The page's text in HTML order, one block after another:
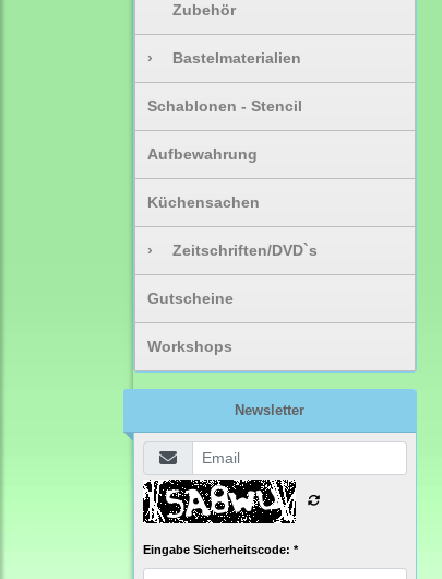
Zubehör
› Bastelmaterialien
Schablonen - Stencil
Aufbewahrung
Küchensachen
› Zeitschriften/DVD`s
Gutscheine
Workshops
Newsletter
Eingabe Sicherheitscode: *